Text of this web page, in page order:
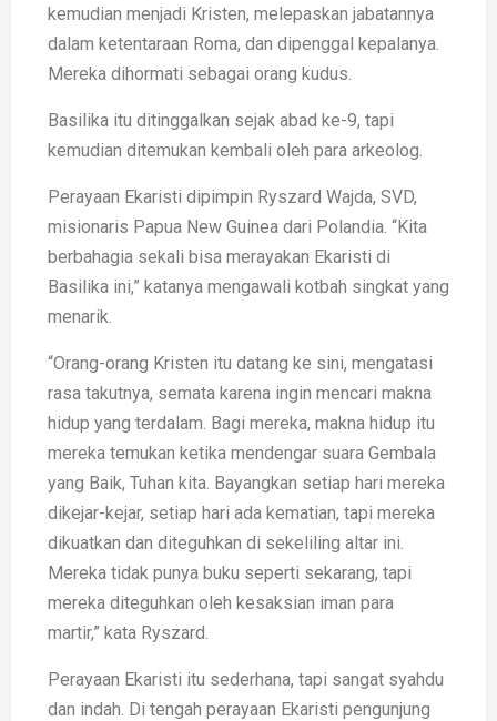
kemudian menjadi Kristen, melepaskan jabatannya
dalam ketentaraan Roma, dan dipenggal kepalanya.
Mereka dihormati sebagai orang kudus.
Basilika itu ditinggalkan sejak abad ke-9, tapi
kemudian ditemukan kembali oleh para arkeolog.
Perayaan Ekaristi dipimpin Ryszard Wajda, SVD,
misionaris Papua New Guinea dari Polandia. “Kita
berbahagia sekali bisa merayakan Ekaristi di
Basilika ini,” katanya mengawali kotbah singkat yang
menarik.
“Orang-orang Kristen itu datang ke sini, mengatasi
rasa takutnya, semata karena ingin mencari makna
hidup yang terdalam. Bagi mereka, makna hidup itu
mereka temukan ketika mendengar suara Gembala
yang Baik, Tuhan kita. Bayangkan setiap hari mereka
dikejar-kejar, setiap hari ada kematian, tapi mereka
dikuatkan dan diteguhkan di sekeliling altar ini.
Mereka tidak punya buku seperti sekarang, tapi
mereka diteguhkan oleh kesaksian iman para
martir,” kata Ryszard.
Perayaan Ekaristi itu sederhana, tapi sangat syahdu
dan indah. Di tengah perayaan Ekaristi pengunjung